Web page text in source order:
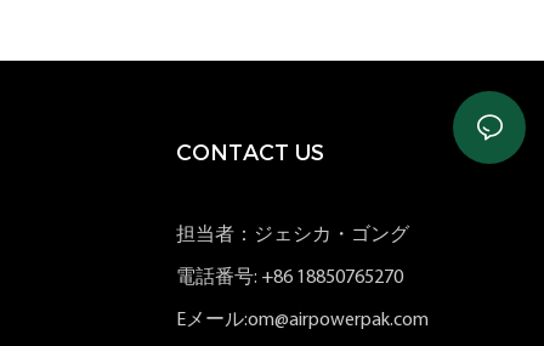
CONTACT US
担当者：ジェシカ・ゴング
電話番号: +86 18850765270
Eメール:om@airpowerpak.com